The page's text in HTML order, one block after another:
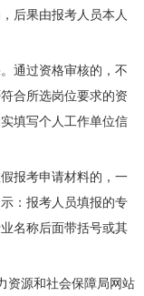
后果由报考人员本人
通过资格审核的，不
合所选岗位要求的资
填写个人工作单位信
报考申请材料的，一
：报考人员填报的专
名称后面带括号或其
源和社会保障局网站